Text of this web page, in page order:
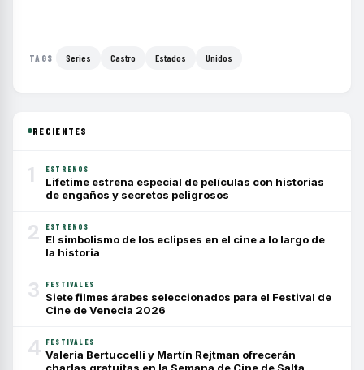
TAGS Series Castro Estados Unidos
RECIENTES
1 ESTRENOS
Lifetime estrena especial de películas con historias
de engaños y secretos peligrosos
2 ESTRENOS
El simbolismo de los eclipses en el cine a lo largo de
la historia
3 FESTIVALES
Siete filmes árabes seleccionados para el Festival de
Cine de Venecia 2026
4 FESTIVALES
Valeria Bertuccelli y Martín Rejtman ofrecerán
charlas gratuitas en la Semana de Cine de Salta